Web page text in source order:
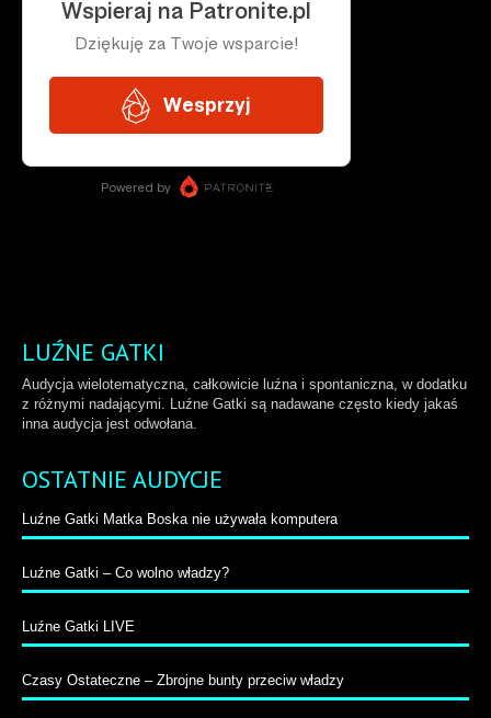
LUŹNE GATKI
Audycja wielotematyczna, całkowicie luźna i spontaniczna, w dodatku
z różnymi nadającymi. Luźne Gatki są nadawane często kiedy jakaś
inna audycja jest odwołana.
OSTATNIE AUDYCJE
Luźne Gatki Matka Boska nie używała komputera
Luźne Gatki – Co wolno władzy?
Luźne Gatki LIVE
Czasy Ostateczne – Zbrojne bunty przeciw władzy